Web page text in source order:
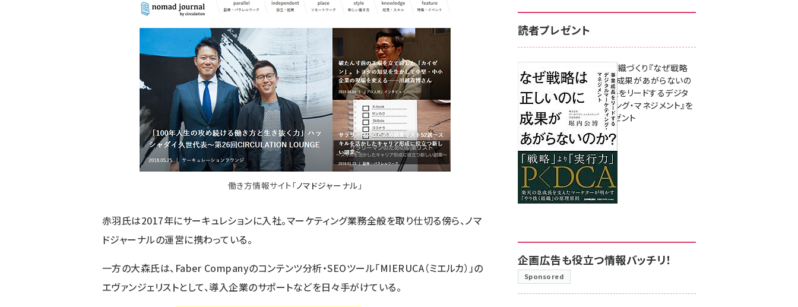
働き方情報サイト「ノマドジャーナル 」
赤羽氏は2017年にサーキュレションに入社。マーケティング業務全般を取り仕切る傍ら、ノマ
ドジャーナルの運営に携わっている。
一方の大森氏は、Faber Companyのコンテンツ分析・SEOツール「MIERUCA（ミエルカ） 」の
エヴァンジェリストとして、導入企業のサポートなどを日々手がけている。
読者プレゼント
成果を生む組織づくり『なぜ戦略
は正しいのに成果があがらないの
か？ 事業成長をリードするデジタ
ルマーケティング・マネジメント』を
3名様にプレゼント
8月7日 10:00
企画広告も役立つ情報バッチリ！
Sponsored